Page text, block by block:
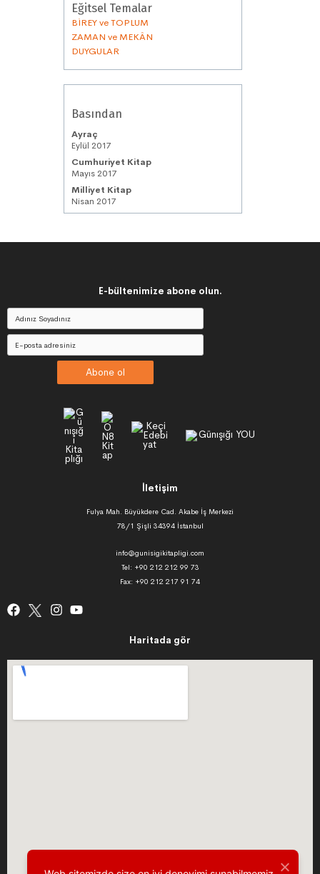
Eğitsel Temalar
BİREY ve TOPLUM
ZAMAN ve MEKÂN
DUYGULAR
Basından
Ayraç
Eylül 2017
Cumhuriyet Kitap
Mayıs 2017
Milliyet Kitap
Nisan 2017
E-bültenimize abone olun.
Abone ol
İletişim
Fulya Mah. Büyükdere Cad. Akabe İş Merkezi
78/1 Şişli 34394 İstanbul
info@gunisigikitapligi.com
Tel: +90 212 212 99 73
Fax: +90 212 217 91 74
Haritada gör